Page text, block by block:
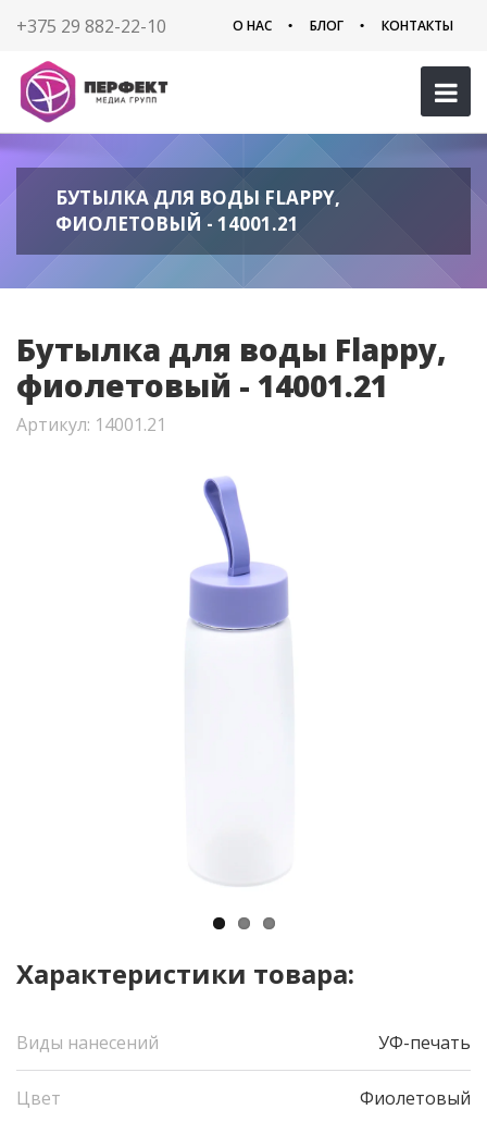
+375 29 882-22-10 О НАС БЛОГ КОНТАКТЫ
БУТЫЛКА ДЛЯ ВОДЫ FLAPPY,
ФИОЛЕТОВЫЙ - 14001.21
Бутылка для воды Flappy,
фиолетовый - 14001.21
Артикул: 14001.21
Характеристики товара:
Виды нанесений УФ-печать
Цвет Фиолетовый